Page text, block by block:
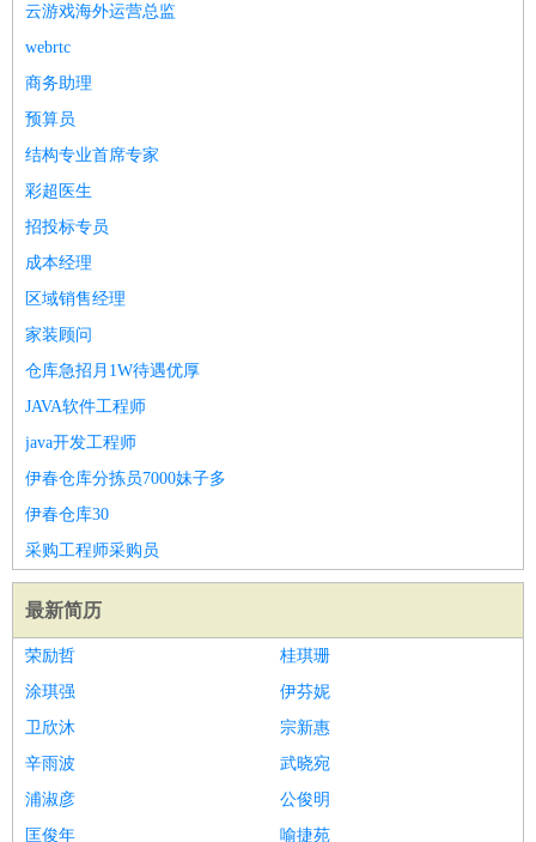
云游戏海外运营总监
webrtc
商务助理
预算员
结构专业首席专家
彩超医生
招投标专员
成本经理
区域销售经理
家装顾问
仓库急招月1W待遇优厚
JAVA软件工程师
java开发工程师
伊春仓库分拣员7000妹子多
伊春仓库30
采购工程师采购员
最新简历
荣励哲
桂琪珊
涂琪强
伊芬妮
卫欣沐
宗新惠
辛雨波
武晓宛
浦淑彦
公俊明
匡俊年
喻捷苑